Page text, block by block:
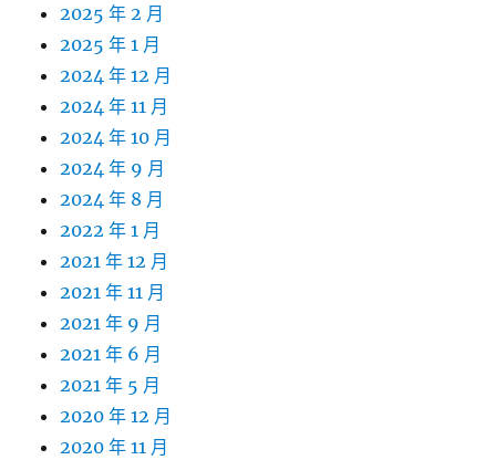
2025 年 2 月
2025 年 1 月
2024 年 12 月
2024 年 11 月
2024 年 10 月
2024 年 9 月
2024 年 8 月
2022 年 1 月
2021 年 12 月
2021 年 11 月
2021 年 9 月
2021 年 6 月
2021 年 5 月
2020 年 12 月
2020 年 11 月